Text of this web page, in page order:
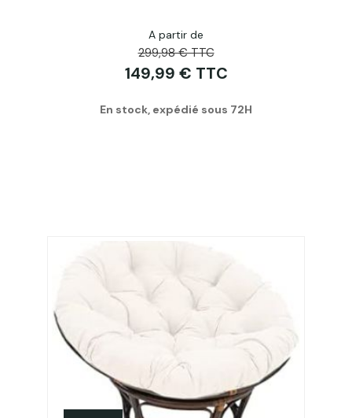
A partir de
299,98 € TTC
149,99 € TTC
En stock, expédié sous 72H